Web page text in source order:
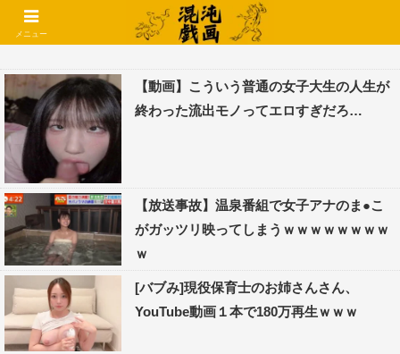
コメントでコテハン使えるようになりました🌱
【動画】こういう普通の女子大生の人生が
終わった流出モノってエロすぎだろ…
【放送事故】温泉番組で女子アナのま●こ
がガッツリ映ってしまうｗｗｗｗｗｗｗｗ
ｗ
[バブみ]現役保育士のお姉さんさん、
YouTube動画１本で180万再生ｗｗｗ
メニュー